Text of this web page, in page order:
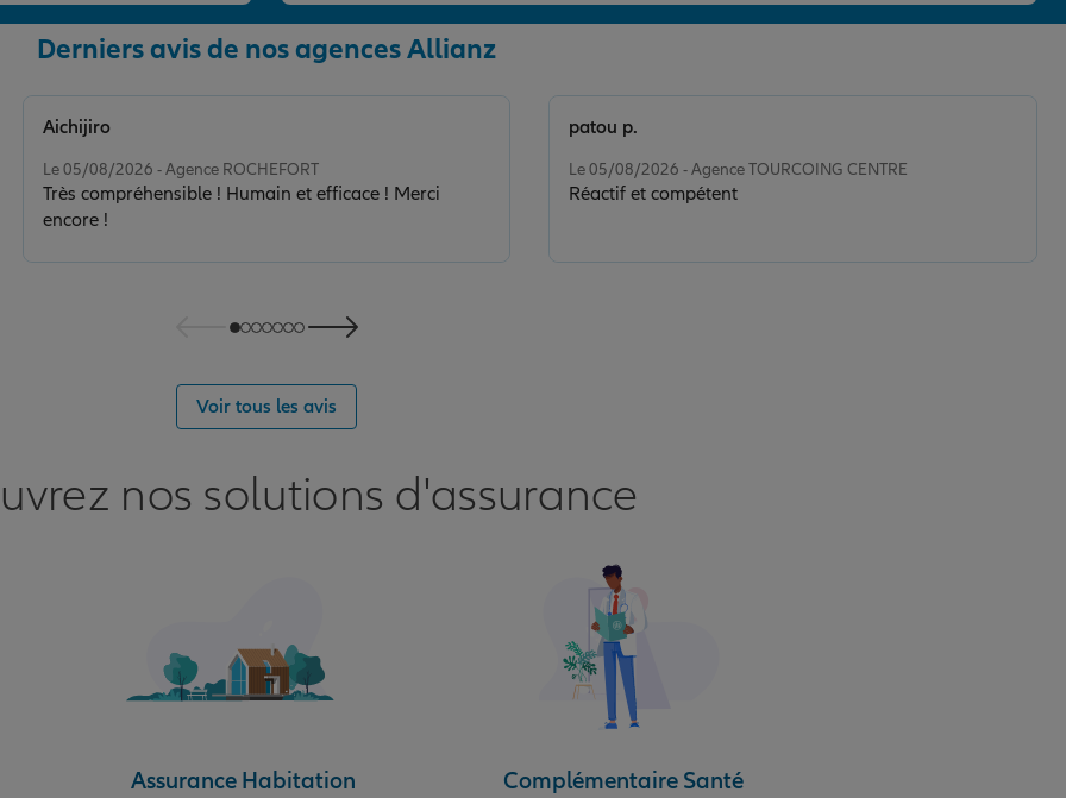
Derniers avis de nos agences Allianz
Le 05/08/2026 - Agence ROCHEFORT
Très compréhensible ! Humain et efficace ! Merci
encore !
Aichijiro
Le 05/08/2026 - Agence TOURCOING CENTRE
Réactif et compétent
patou p.
Voir tous les avis
nos solutions d'assurance
Assurance Habitation Complémentaire Santé